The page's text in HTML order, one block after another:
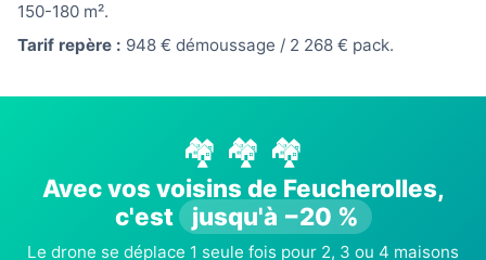
150-180 m².
Tarif repère : 948 € démoussage / 2 268 € pack.
🏘️ 🏘️ 🏘️
Avec vos voisins de Feucherolles,
c'est
jusqu'à −20 %
Le drone se déplace 1 seule fois pour 2, 3 ou 4 maisons